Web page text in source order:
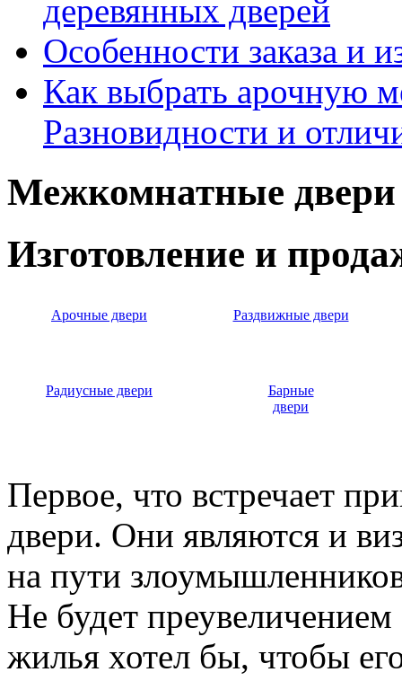
деревянных дверей
Особенности заказа и
Как выбрать арочную
Разновидности и
Межкомнатные двери
Изготовление и
Арочные двери Раздвижные двери
Радиусные двери
Барные
двери
Первое, что встречает
двери. Они являются и
на пути
Не будет
жилья хотел бы, чтобы